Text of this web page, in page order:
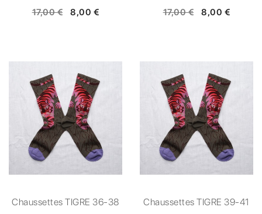
17,00 € 8,00 € 17,00 € 8,00 €
Chaussettes TIGRE 36-38 Chaussettes TIGRE 39-41